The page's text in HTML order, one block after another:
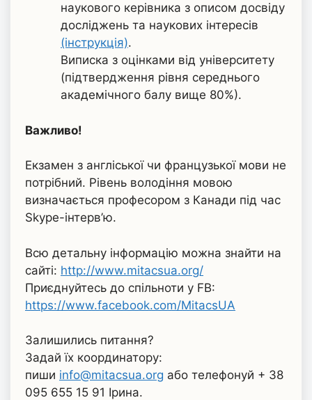
наукового керівника з описом досвіду
досліджень та наукових інтересів
(інструкція).
Виписка з оцінками від університету
(підтвердження рівня середнього
академічного балу вище 80%).
Важливо!
Екзамен з англіської чи французької мови не
потрібний. Рівень володіння мовою
визначається професором з Канади під час
Skype-інтерв’ю.
Всю детальну інформацію можна знайти на
сайті: http://www.mitacsua.org/
Приєднуйтесь до спільноти у FB:
https://www.facebook.com/MitacsUA
Залишились питання?
Задай їх координатору:
пиши info@mitacsua.org або телефонуй + 38
095 655 15 91 Ірина.